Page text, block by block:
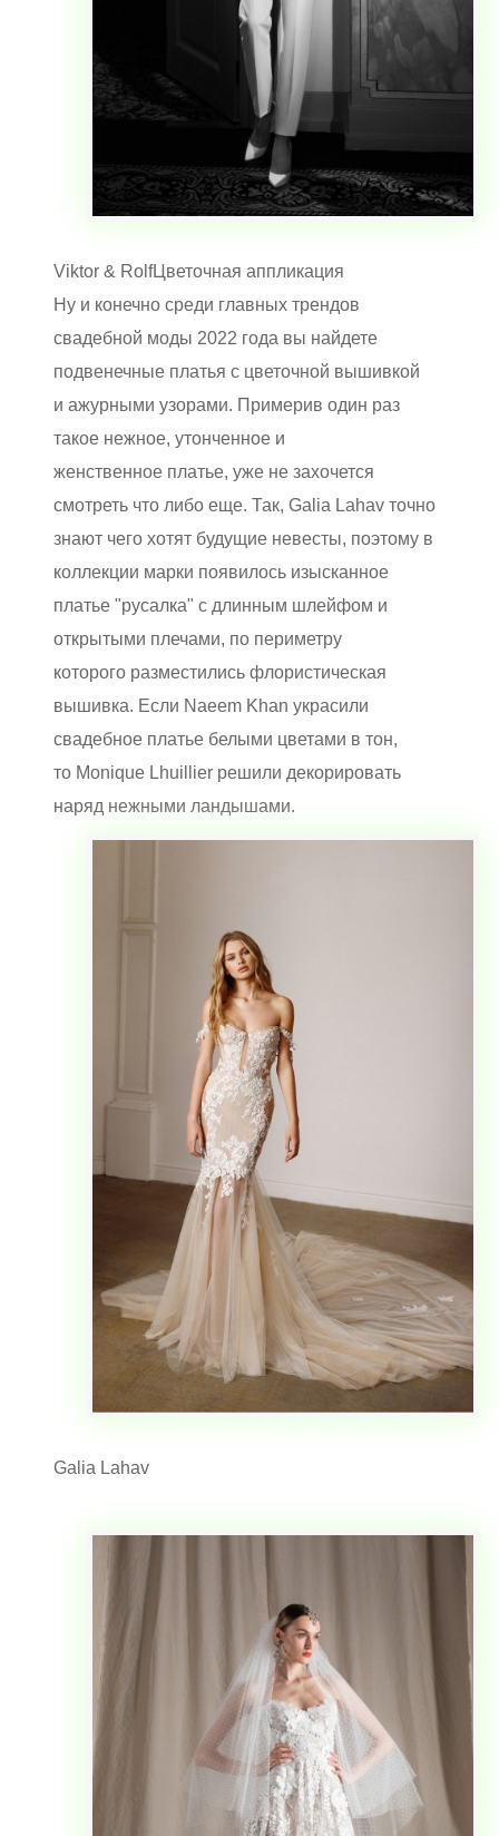
Viktor & RolfЦветочная аппликация
Ну и конечно среди главных трендов
свадебной моды 2022 года вы найдете
подвенечные платья с цветочной вышивкой
и ажурными узорами. Примерив один раз
такое нежное, утонченное и
женственное платье, уже не захочется
смотреть что либо еще. Так, Galia Lahav точно
знают чего хотят будущие невесты, поэтому в
коллекции марки появилось изысканное
платье "русалка" с длинным шлейфом и
открытыми плечами, по периметру
которого разместились флористическая
вышивка. Если Naeem Khan украсили
свадебное платье белыми цветами в тон,
то Monique Lhuillier решили декорировать
наряд нежными ландышами.
Galia Lahav